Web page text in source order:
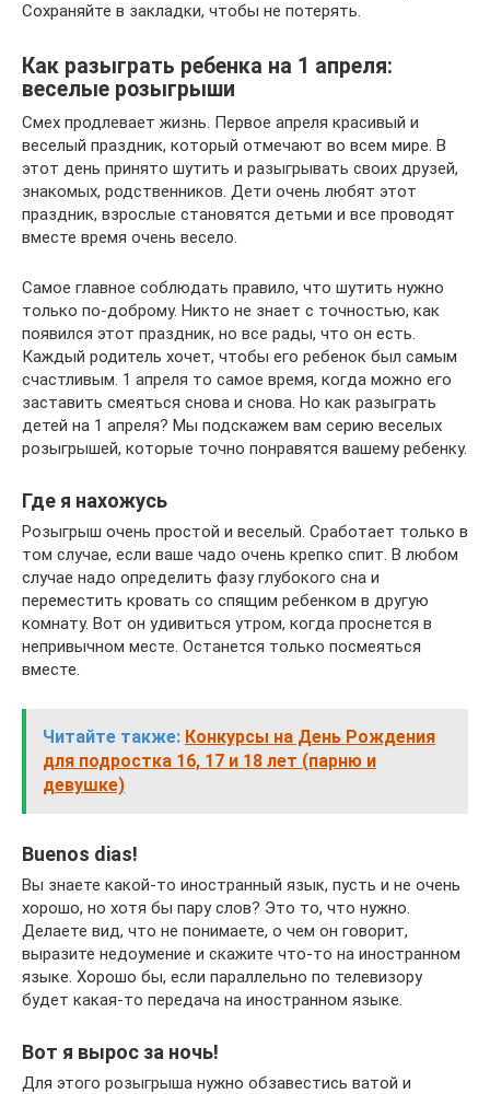
Сохраняйте в закладки, чтобы не потерять.
Как разыграть ребенка на 1 апреля:
веселые розыгрыши
Смех продлевает жизнь. Первое апреля красивый и
веселый праздник, который отмечают во всем мире. В
этот день принято шутить и разыгрывать своих друзей,
знакомых, родственников. Дети очень любят этот
праздник, взрослые становятся детьми и все проводят
вместе время очень весело.
Самое главное соблюдать правило, что шутить нужно
только по-доброму. Никто не знает с точностью, как
появился этот праздник, но все рады, что он есть.
Каждый родитель хочет, чтобы его ребенок был самым
счастливым. 1 апреля то самое время, когда можно его
заставить смеяться снова и снова. Но как разыграть
детей на 1 апреля? Мы подскажем вам серию веселых
розыгрышей, которые точно понравятся вашему ребенку.
Где я нахожусь
Розыгрыш очень простой и веселый. Сработает только в
том случае, если ваше чадо очень крепко спит. В любом
случае надо определить фазу глубокого сна и
переместить кровать со спящим ребенком в другую
комнату. Вот он удивиться утром, когда проснется в
непривычном месте. Останется только посмеяться
вместе.
Читайте также: Конкурсы на День Рождения
для подростка 16, 17 и 18 лет (парню и
девушке)
Buenos dias!
Вы знаете какой-то иностранный язык, пусть и не очень
хорошо, но хотя бы пару слов? Это то, что нужно.
Делаете вид, что не понимаете, о чем он говорит,
выразите недоумение и скажите что-то на иностранном
языке. Хорошо бы, если параллельно по телевизору
будет какая-то передача на иностранном языке.
Вот я вырос за ночь!
Для этого розыгрыша нужно обзавестись ватой и